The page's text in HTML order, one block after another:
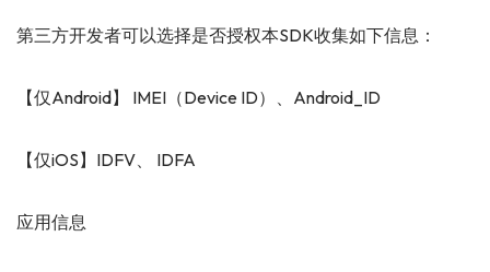
第三方开发者可以选择是否授权本SDK收集如下信息：
【仅Android】 IMEI（Device ID）、Android_ID
【仅iOS】IDFV、 IDFA
应用信息